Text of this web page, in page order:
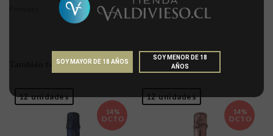
375cc
También te puede interesar
12 unidades
14%
DCTO
12 unidades
14%
DCTO
SOY MAYOR DE 18 AÑOS
SOY MENOR DE 18
AÑOS